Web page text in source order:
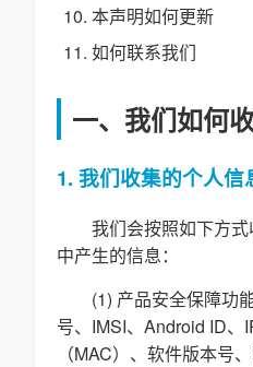
本声明如何更新
如何联系我们
一、我们如何
1. 我们收集的个人信
我们会按照如下方
中产生的信息：
(1) 产品安全保障功
号、IMSI、Android ID
（MAC）、软件版本号